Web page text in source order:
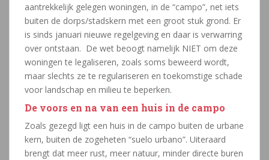
aantrekkelijk gelegen woningen, in de “campo”, net iets
buiten de dorps/stadskern met een groot stuk grond. Er
is sinds januari nieuwe regelgeving en daar is verwarring
over ontstaan. De wet beoogt namelijk NIET om deze
woningen te legaliseren, zoals soms beweerd wordt,
maar slechts ze te regulariseren en toekomstige schade
voor landschap en milieu te beperken.
De voors en na van een huis in de campo
Zoals gezegd ligt een huis in de campo buiten de urbane
kern, buiten de zogeheten “suelo urbano”. Uiteraard
brengt dat meer rust, meer natuur, minder directe buren